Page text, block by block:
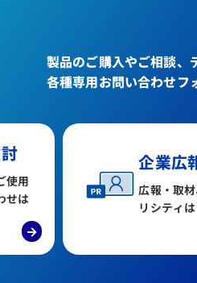
製品のご購入やご相談、
各種専用お問い合わせフ
使用
せは
→
企業広
広報・取
リシティ